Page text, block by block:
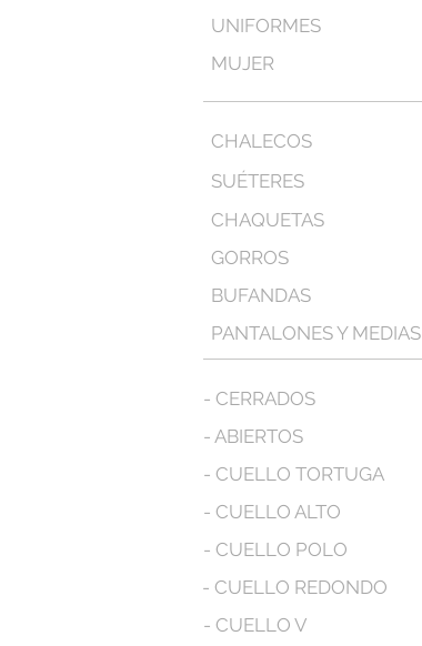
MUJER
UNIFORMES
CHALECOS
SUÉTERES
CHAQUETAS
GORROS
BUFANDAS
PANTALONES Y MEDIAS
- CERRADOS
- ABIERTOS
- CUELLO TORTUGA
- CUELLO ALTO
- CUELLO POLO
- CUELLO REDONDO
- CUELLO V